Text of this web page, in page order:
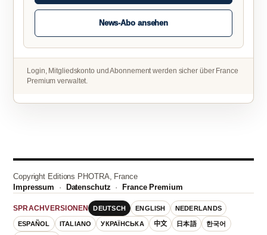
News-Abo ansehen
Login, Mitgliedskonto und Abonnement werden sicher über France
Premium verwaltet.
Copyright Editions PHOTRA, France
Impressum · Datenschutz · France Premium
SPRACHVERSIONEN DEUTSCH ENGLISH NEDERLANDS
ESPAÑOL ITALIANO УКРАЇНСЬКА 中文 日本語 한국어